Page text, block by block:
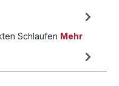
Schlaufen Mehr